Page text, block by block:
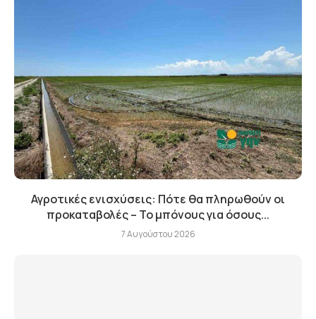
Αγροτικές ενισχύσεις: Πότε θα πληρωθούν οι
προκαταβολές – Το μπόνους για όσους...
7 Αυγούστου 2026